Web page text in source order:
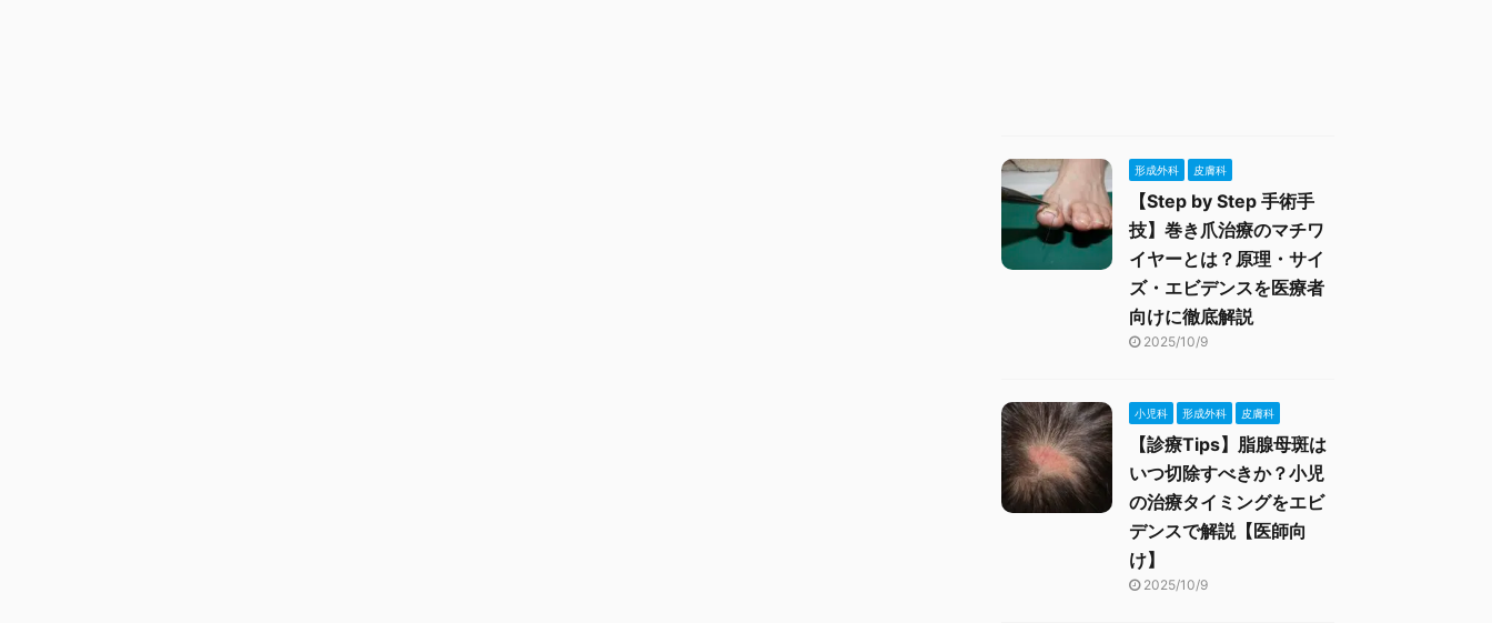
形成外科 皮膚科
【Step by Step 手術手
技】巻き爪治療のマチワ
イヤーとは？原理・サイ
ズ・エビデンスを医療者
向けに徹底解説
2025/10/9
小児科 形成外科 皮膚科
【診療Tips】脂腺母斑は
いつ切除すべきか？小児
の治療タイミングをエビ
デンスで解説【医師向
け】
2025/10/9